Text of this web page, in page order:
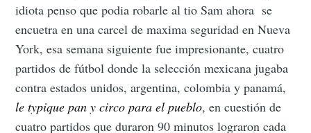
idiota penso que podia robarle al tio Sam ahora se
encuetra en una carcel de maxima seguridad en Nueva
York, esa semana siguiente fue impresionante, cuatro
partidos de fútbol donde la selección mexicana jugaba
contra estados unidos, argentina, colombia y panamá,
le typique pan y circo para el pueblo, en cuestión de
cuatro partidos que duraron 90 minutos lograron cada